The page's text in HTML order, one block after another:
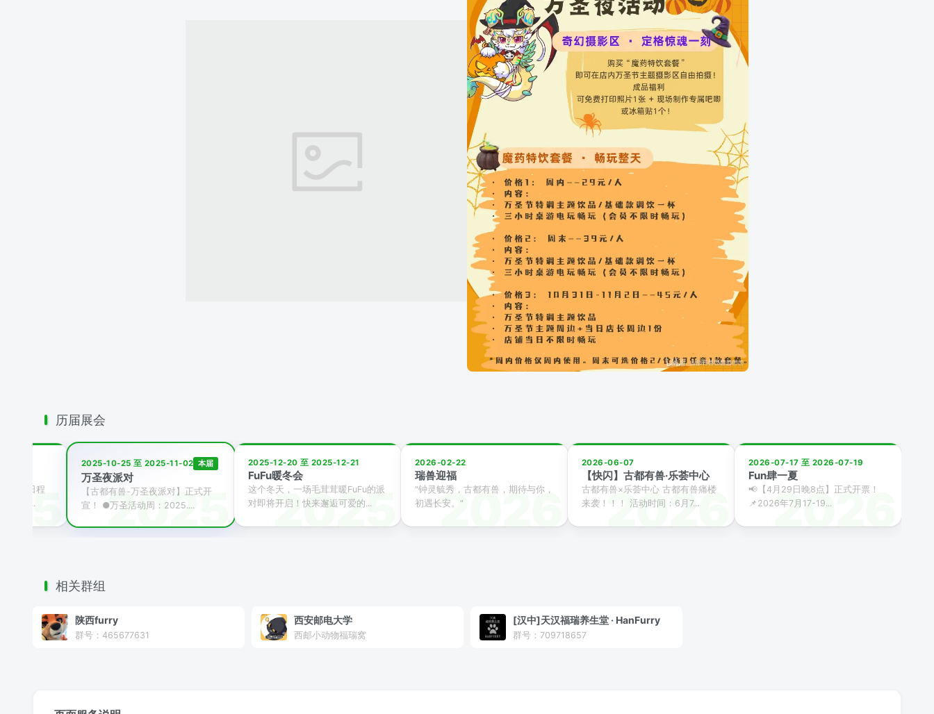
历届展会
吸兽日程
粉丝...
2025-10-25 至 2025-11-02 本届
万圣夜派对
【古都有兽-万圣夜派对】正式开
宣！ ●万圣活动周：2025....
2025-12-20 至 2025-12-21
FuFu暖冬会
这个冬天，一场毛茸茸暖FuFu的派
对即将开启！快来邂逅可爱的...
2026-02-22
瑞兽迎福
"钟灵毓秀，古都有兽，期待与你，
初遇长安。"
2026-06-07
【快闪】古都有兽·乐荟中心
古都有兽×乐荟中心 古都有兽痛楼
来袭！！！ 活动时间：6月7...
2026-07-17 至 2026-07-19
Fun肆一夏
📢【4月29日晚8点】正式开票！
📌2026年7月17-19...
相关群组
陕西furry
群号：465677631
西安邮电大学
西邮小动物福瑞窝
[汉中]天汉福瑞养生堂 · HanFurry
群号：709718657